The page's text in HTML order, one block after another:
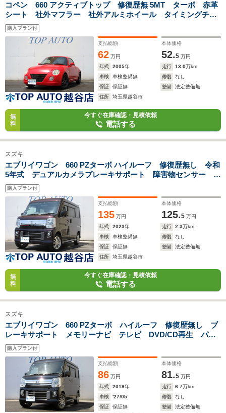
コペン 660 アクティブトップ 修復歴無 5MT ターボ 赤革
シート 社外マフラー 社外アルミホイール タイミングチェ
ーン 電動ルーフ開閉OK シートヒーター HIDヘッドライ
ト フォグライト ETC 社外オーディオ MOMOステ
購入プラン付
支払総額
62 万円
本体価格
52.5 万円
年式
2005年 走行 13.0万km
車検
車検整備無 修復
なし
保証
保証無 整備
法定整備無
住所
埼玉県越谷市
無
料
今すぐ在庫確認・見積依頼
電話する
スズキ
エブリイワゴン 660 PZターボ ハイルーフ 修復歴無し 令和
5年式 デュアルカメラブレーキサポート 障害物センサー メ
モリーナビ Bluetooth接続 フルセグTV DVD/CD ETC
パワースライドドア オートマチックハイビーム プッシュス
タート HID
購入プラン付
支払総額
135 万円
本体価格
125.5 万円
年式
2023年 走行 2.3万km
車検
車検整備無 修復
なし
保証
保証無 整備
法定整備無
住所
埼玉県越谷市
無
料
今すぐ在庫確認・見積依頼
電話する
スズキ
エブリイワゴン 660 PZターボ ハイルーフ 修復歴無し ブ
レーキサポート メモリーナビ テレビ DVD/CD再生 パワ
ースライドドア HIDオートライト フォグライト プッシュ
スタート スマートキー パワーウィンドウ 電動格納ミラー
購入プラン付
支払総額
86 万円
本体価格
81.5 万円
年式
2018年 走行 6.7万km
車検
'27/05 修復
なし
保証
保証無 整備
法定整備無